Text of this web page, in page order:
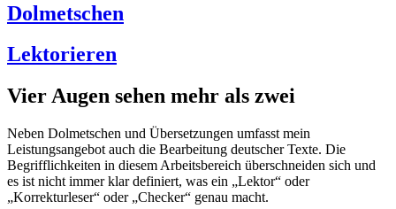
Dolmetschen
Lektorieren
Vier Augen sehen mehr als zwei
Neben Dolmetschen und Übersetzungen umfasst mein
Leistungsangebot auch die Bearbeitung deutscher Texte. Die
Begrifflichkeiten in diesem Arbeitsbereich überschneiden sich und
es ist nicht immer klar definiert, was ein „Lektor“ oder
„Korrekturleser“ oder „Checker“ genau macht.